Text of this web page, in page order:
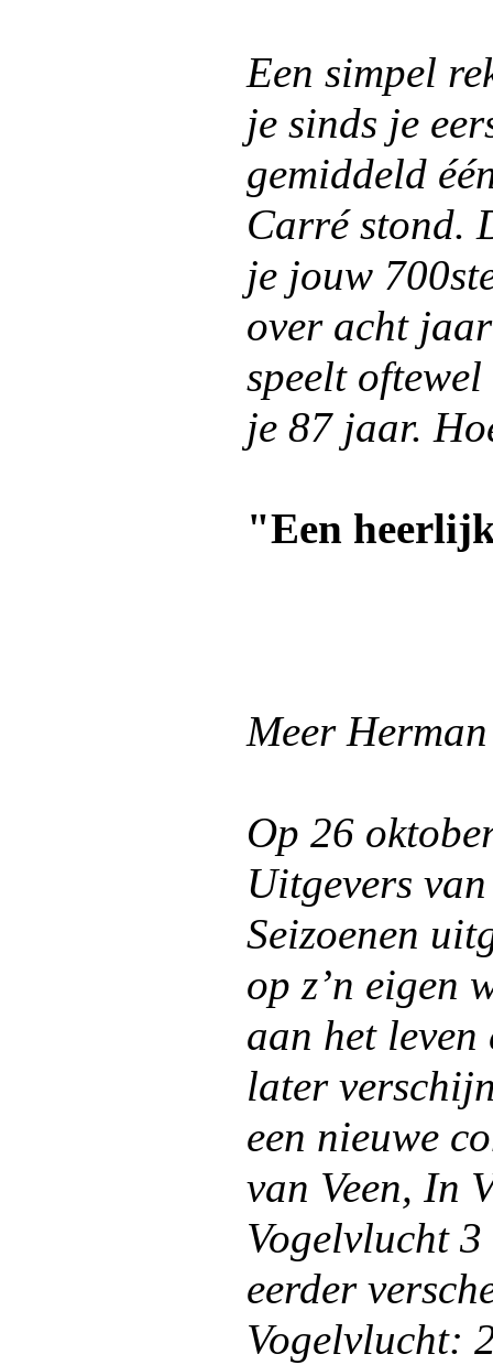
Een simpel
je sinds je
gemiddeld
Carré stond.
je jouw
over acht
speelt
je 87 jaar.
"Een
Meer
Op 26
Uitgevers
Seizoenen
op z’n eigen
aan het
later
een nieuwe
van Veen, In
Vogelvlucht
eerder
Vogelvlucht: